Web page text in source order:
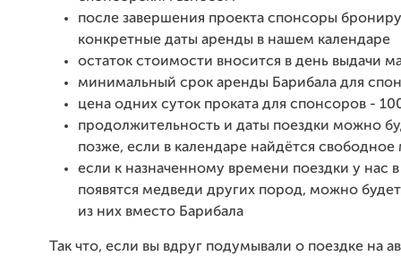
после завершения проекта спонсоры
конкретные даты аренды в нашем календаре
остаток стоимости вносится в день выдачи
минимальный срок аренды Барибала для
цена одних суток проката для спонсоров -
продолжительность и даты поездки можно
позже, если в календаре найдётся свободное
если к назначенному времени поездки у нас в
появятся медведи других пород, можно будет
из них вместо Барибала
Так что, если вы вдруг подумывали о поездке на